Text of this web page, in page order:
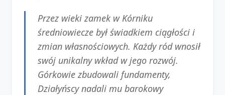
Przez wieki zamek w Kórniku
średniowiecze był świadkiem ciągłości i
zmian własnościowych. Każdy ród wnosił
swój unikalny wkład w jego rozwój.
Górkowie zbudowali fundamenty,
Działyńscy nadali mu barokowy